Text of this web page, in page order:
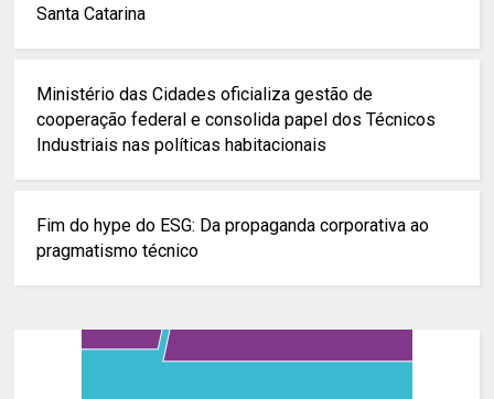
Santa Catarina
Ministério das Cidades oficializa gestão de
cooperação federal e consolida papel dos Técnicos
Industriais nas políticas habitacionais
Fim do hype do ESG: Da propaganda corporativa ao
pragmatismo técnico